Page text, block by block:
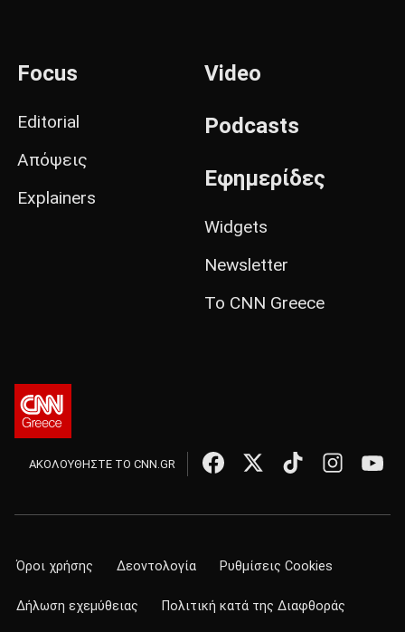
Focus
Editorial
Απόψεις
Explainers
Video
Podcasts
Εφημερίδες
Widgets
Newsletter
Το CNN Greece
ΑΚΟΛΟΥΘΗΣΤΕ ΤΟ CNN.GR
Όροι χρήσης Δεοντολογία Ρυθμίσεις Cookies
Δήλωση εχεμύθειας Πολιτική κατά της Διαφθοράς